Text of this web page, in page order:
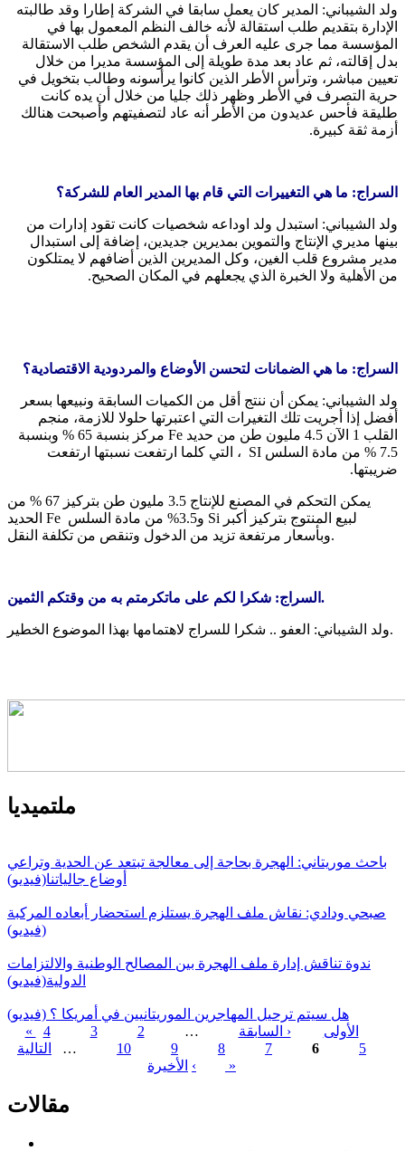
ولد الشيباني: المدير كان يعمل سابقا في الشركة إطارا وقد طالبته
الإدارة بتقديم طلب استقالة لأنه خالف النظم المعمول بها في
المؤسسة مما جرى عليه العرف أن يقدم الشخص طلب الاستقالة
بدل إقالته، ثم عاد بعد مدة طويلة إلى المؤسسة مديرا من خلال
تعيين مباشر، وترأس الأطر الذين كانوا يرأسونه وطالب بتخويل في
حرية التصرف في الأطر وظهر ذلك جليا من خلال أن يده كانت
طليقة فأحس عديدون من الأطر أنه عاد لتصفيتهم وأصبحت هنالك
أزمة ثقة كبيرة.
السراج: ما هي التغييرات التي قام بها المدير العام للشركة؟
ولد الشيباني: استبدل ولد اوداعه شخصيات كانت تقود إدارات من
بينها مديري الإنتاج والتموين بمديرين جديدين، إضافة إلى استبدال
مدير مشروع قلب الغين، وكل المديرين الذين أضافهم لا يمتلكون
من الأهلية ولا الخبرة الذي يجعلهم في المكان الصحيح.
السراج: ما هي الضمانات لتحسن الأوضاع والمردودية الاقتصادية؟
ولد الشيباني: يمكن أن ننتج أقل من الكميات السابقة ونبيعها بسعر
أفضل إذا أجريت تلك التغيرات التي اعتبرتها حلولا للازمة، منجم
القلب 1 الآن 4.5 مليون طن من حديد Fe مركز بنسبة 65 % وبنسبة
7.5 % من مادة السلس SI ، التي كلما ارتفعت نسبتها ارتفعت
ضريبتها.
يمكن التحكم في المصنع للإنتاج 3.5 مليون طن بتركيز 67 % من
الحديد Fe و3.5% من مادة السلس Si لبيع المنتوج بتركيز أكبر
وبأسعار مرتفعة تزيد من الدخول وتنقص من تكلفة النقل.
السراج: شكرا لكم على ماتكرمتم به من وقتكم الثمين.
ولد الشيباني: العفو .. شكرا للسراج لاهتمامها بهذا الموضوع الخطير.
ملتميديا
باحث موريتاني: الهجرة بحاجة إلى معالجة تبتعد عن الحدية وتراعي
أوضاع جالياتنا(فيديو)
صبحي ودادي: نقاش ملف الهجرة يستلزم استحضار أبعاده المركبة
(فيديو)
ندوة تناقش إدارة ملف الهجرة بين المصالح الوطنية والالتزامات
الدولية(فيديو)
هل سيتم ترحيل المهاجرين الموريتانيين في أمريكا ؟ (فيديو)
الصفحات
« الأولى ‹ السابقة …
2
3
4
5
6
7
8
9
10
…
التالية
›
الأخيرة »
مقالات